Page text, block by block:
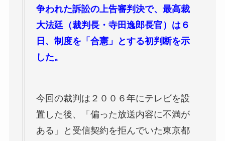
争われた訴訟の上告審判決で、最高裁
大法廷（裁判長・寺田逸郎長官）は６
日、制度を「合憲」とする初判断を示
した。
今回の裁判は２００６年にテレビを設
置した後、「偏った放送内容に不満が
ある」と受信契約を拒んでいた東京都